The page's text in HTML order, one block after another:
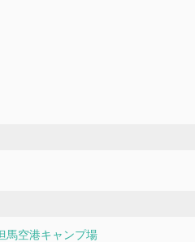
馬空港キャンプ場